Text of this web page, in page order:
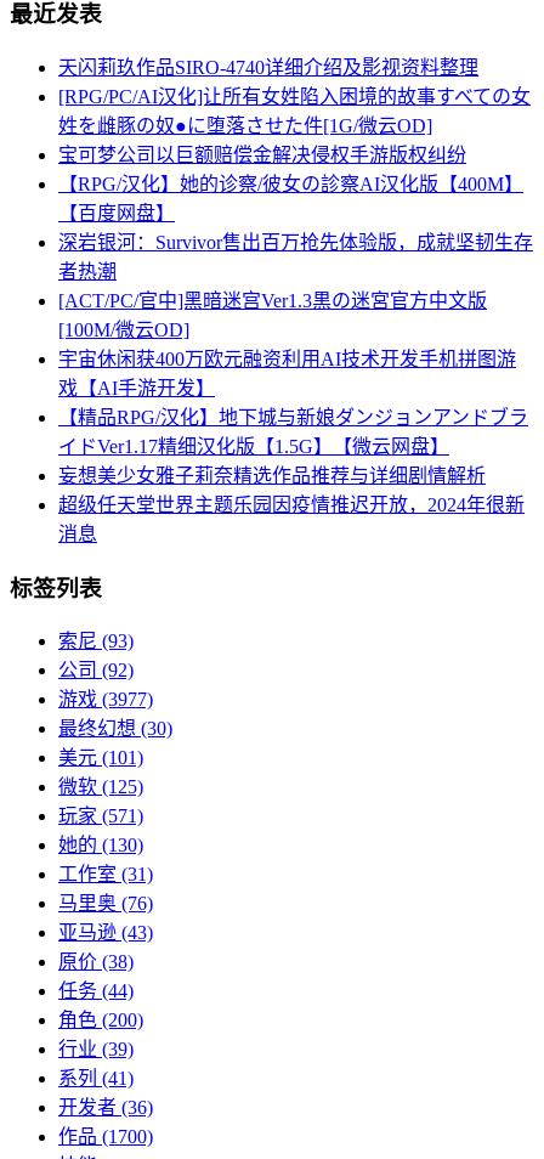
最近发表
天闪莉玖作品SIRO-4740详细介绍及影视资料整理
[RPG/PC/AI汉化]让所有女姓陷入困境的故事すべての女
姓を雌豚の奴●に堕落させた件[1G/微云OD]
宝可梦公司以巨额赔偿金解决侵权手游版权纠纷
【RPG/汉化】她的诊察/彼女の診察AI汉化版【400M】
【百度网盘】
深岩银河：Survivor售出百万抢先体验版，成就坚韧生存
者热潮
[ACT/PC/官中]黑暗迷宫Ver1.3黒の迷宮官方中文版
[100M/微云OD]
宇宙休闲获400万欧元融资利用AI技术开发手机拼图游
戏【AI手游开发】
【精品RPG/汉化】地下城与新娘ダンジョンアンドブラ
イドVer1.17精细汉化版【1.5G】【微云网盘】
妄想美少女雅子莉奈精选作品推荐与详细剧情解析
超级任天堂世界主题乐园因疫情推迟开放，2024年很新
消息
标签列表
索尼 (93)
公司 (92)
游戏 (3977)
最终幻想 (30)
美元 (101)
微软 (125)
玩家 (571)
她的 (130)
工作室 (31)
马里奥 (76)
亚马逊 (43)
原价 (38)
任务 (44)
角色 (200)
行业 (39)
系列 (41)
开发者 (36)
作品 (1700)